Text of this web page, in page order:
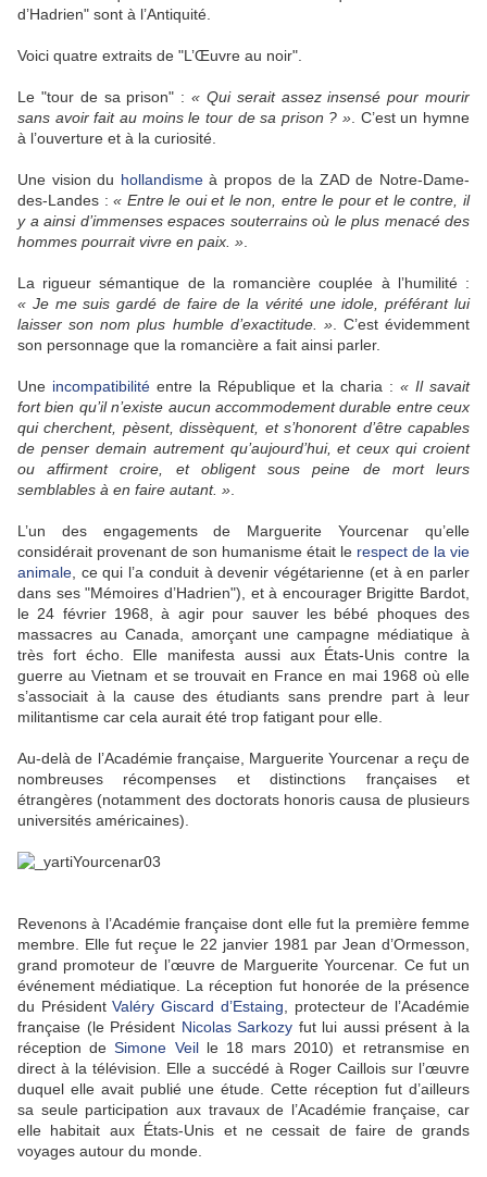
d’Hadrien" sont à l’Antiquité.
Voici quatre extraits de "L’Œuvre au noir".
Le "tour de sa prison" : « Qui serait assez insensé pour mourir
sans avoir fait au moins le tour de sa prison ? » . C’est un hymne
à l’ouverture et à la curiosité.
Une vision du hollandismeà propos de la ZAD de Notre-Dame-
des-Landes :« Entre le oui et le non, entre le pour et le contre, il
y a ainsi d’immenses espaces souterrains où le plus menacé des
hommes pourrait vivre en paix. »
La rigueur sémantique de la romancière couplée à l’humilité :
« Je me suis gardé de faire de la vérité une idole, préférant lui
laisser son nom plus humble d’exactitude. ». C’est évidemment
son personnage que la romancière a fait ainsi parler.
Une incompatibilité entre la République et la charia : « Il savait
fort bien qu’il n’existe aucun accommodement durable entre ceux
qui cherchent, pèsent, dissèquent, et s’honorent d’être capables
de penser demain autrement qu’aujourd’hui, et ceux qui croient
ou affirment croire, et obligent sous peine de mort leurs
semblables à en faire autant. »
L’un des engagements de Marguerite Yourcenar qu’elle
considérait provenant de son humanisme était le respect de la vie
animale , ce qui l’a conduit à devenir végétarienne (et à en parler
dans ses "Mémoires d’Hadrien"), et à encourager Brigitte Bardot,
le 24 février 1968, à agir pour sauver les bébé phoques des
massacres au Canada, amorçant une campagne médiatique à
très fort écho. Elle manifesta aussi aux États-Unis contre la
guerre au Vietnam et se trouvait en France en mai 1968 où elle
s’associait à la cause des étudiants sans prendre part à leur
militantisme car cela aurait été trop fatigant pour elle.
Au-delà de l’Académie française, Marguerite Yourcenar a reçu de
nombreuses récompenses et distinctions françaises et
étrangères (notamment des doctorats honoris causa de plusieurs
universités américaines).
Revenons à l’Académie française dont elle fut la première femme
membre. Elle fut reçue le 22 janvier 1981 par Jean d’Ormesson,
grand promoteur de l’œuvre de Marguerite Yourcenar. Ce fut un
événement médiatique. La réception fut honorée de la présence
du PrésidentValéry Giscard d’Estaing , protecteur de l’Académie
française (le Président Nicolas Sarkozy fut lui aussi présent à la
réception deSimone Veille 18 mars 2010) et retransmise en
direct à la télévision. Elle a succédé à Roger Caillois sur l’œuvre
duquel elle avait publié une étude. Cette réception fut d’ailleurs
sa seule participation aux travaux de l’Académie française, car
elle habitait aux États-Unis et ne cessait de faire de grands
voyages autour du monde.